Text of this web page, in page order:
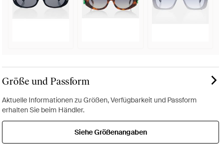
Größe und Passform
Aktuelle Informationen zu Größen, Verfügbarkeit und Passform
erhalten Sie beim Händler.
Siehe Größenangaben